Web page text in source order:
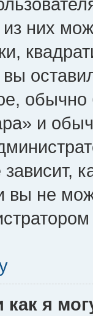
них
и
вы не
как я